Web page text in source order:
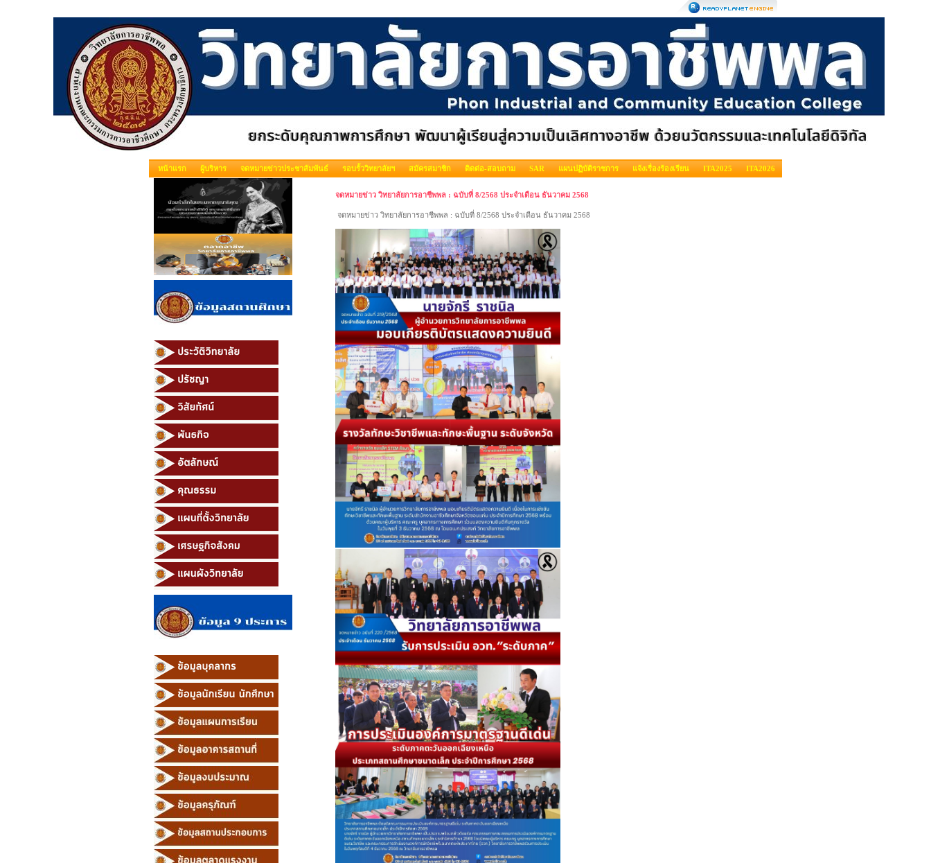
หน้าแรก ผู้บริหาร จดหมายข่าวประชาสัมพันธ์ รอบรั้ววิทยาลัยฯ สมัครสมาชิก ติดต่อ-สอบถาม SAR แผนปฏิบัติราชการ แจ้งเรื่องร้องเรียน ITA2025 ITA2026
จดหมายข่าว วิทยาลัยการอาชีพพล : ฉบับที่ 8/2568 ประจำเดือน ธันวาคม 2568
จดหมายข่าว วิทยาลัยการอาชีพพล : ฉบับที่ 8/2568 ประจำเดือน ธันวาคม 2568